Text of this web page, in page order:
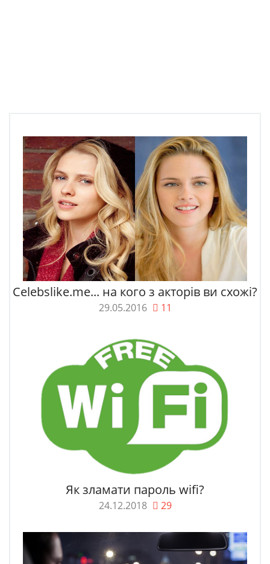
Celebslike.me... на кого з акторів ви схожі?
29.05.2016 11
Як зламати пароль wifi?
24.12.2018 29